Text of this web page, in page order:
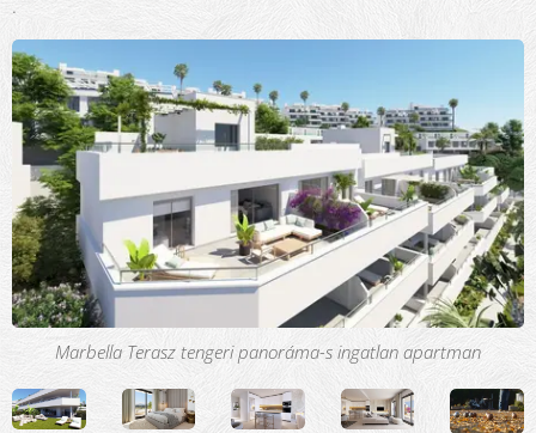
.
Marbella Terasz tengeri panoráma-s ingatlan apartman